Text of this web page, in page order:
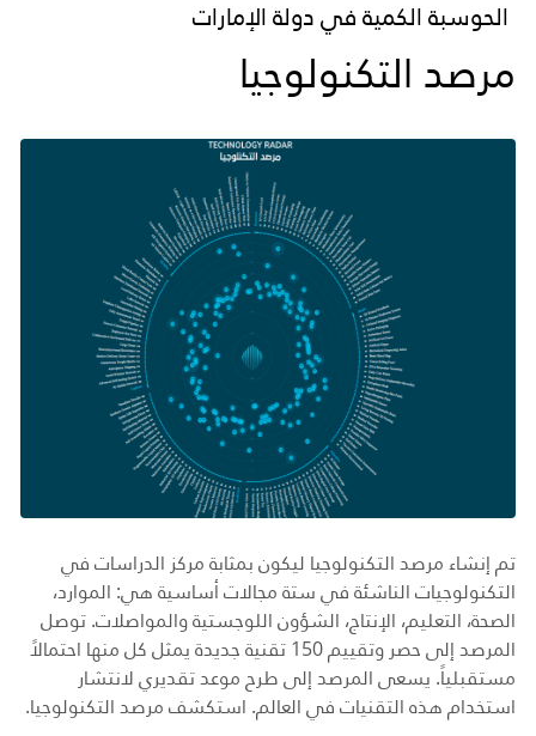
الحوسبة الكمية في دولة الإمارات
مرصد التكنولوجيا
تم إنشاء مرصد التكنولوجيا ليكون بمثابة مركز الدراسات في
التكنولوجيات الناشئة في ستة مجالات أساسية هي: الموارد،
الصحة، التعليم، الإنتاج، الشؤون اللوجستية والمواصلات. توصل
المرصد إلى حصر وتقييم 150 تقنية جديدة يمثل كل منها احتمالاً
مستقبلياً. يسعى المرصد إلى طرح موعد تقديري لانتشار
استخدام هذه التقنيات في العالم. استكشف مرصد التكنولوجيا.